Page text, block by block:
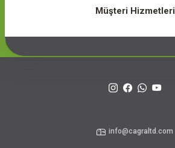
Müşteri Hizmetleri
info@cagraltd.com